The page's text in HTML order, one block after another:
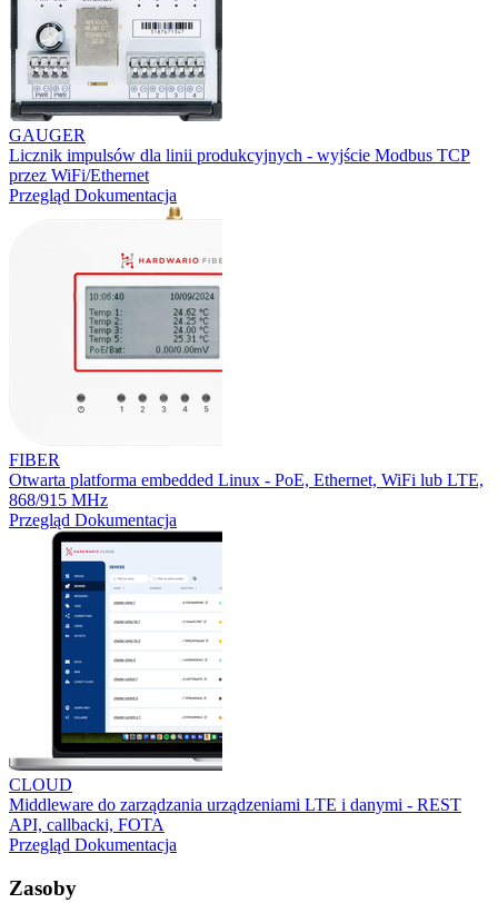
GAUGER
Licznik impulsów dla linii produkcyjnych - wyjście Modbus TCP
przez WiFi/Ethernet
Przegląd Dokumentacja
FIBER
Otwarta platforma embedded Linux - PoE, Ethernet, WiFi lub LTE,
868/915 MHz
Przegląd Dokumentacja
CLOUD
Middleware do zarządzania urządzeniami LTE i danymi - REST
API, callbacki, FOTA
Przegląd Dokumentacja
Zasoby